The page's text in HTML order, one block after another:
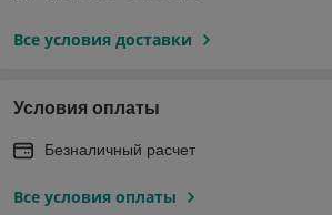
Все условия доставки
Условия оплаты
Безналичный расчет
Все условия оплаты